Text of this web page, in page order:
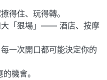
得住、玩得轉。
大「狠場」—— 酒店、按摩
一次開口都可能決定你的
機會。